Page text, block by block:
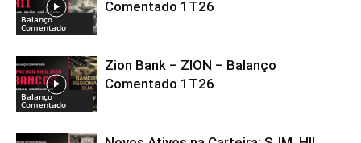
Balanço
Comentado
Comentado 1T26
Balanço
Comentado
Zion Bank – ZION – Balanço
Comentado 1T26